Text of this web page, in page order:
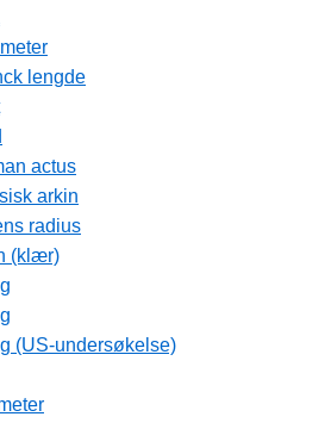
lengde
actus
arkin
radius
(klær)
(US-undersøkelse)